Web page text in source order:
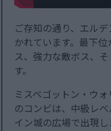
ご存知の通り、エル
かれています。最下
ス、強力な敵ボス、
す。
ミスベゴットン・ウ
のコンビは、中級レ
イン城の広場で出現